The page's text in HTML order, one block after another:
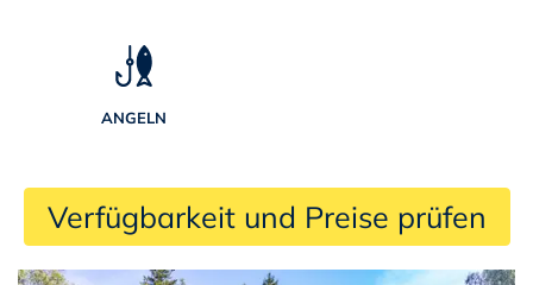
ANGELN
Verfügbarkeit und Preise prüfen